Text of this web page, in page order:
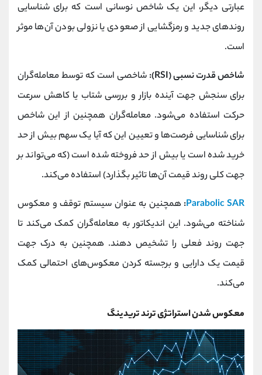
عبارتی دیگر، این یک شاخص نوسانی است که برای شناسایی
روندهای جدید و رمزگشایی از صعودی یا نزولی بودن آن‌ها موثر
است.
شاخص قدرت نسبی (RSI):
شاخصی است که توسط معامله‌گران
برای سنجش جهت آینده بازار و بررسی شتاب یا کاهش سرعت
حرکت استفاده می‌شود. معامله‌گران همچنین از این شاخص
برای شناسایی فرصت‌ها و تعیین این که آیا یک سهم بیش از حد
خرید شده است یا بیش از حد فروخته شده است (که می‌تواند بر
جهت کلی روند قیمت آن‌ها تاثیر بگذارد) استفاده می‌کند.
Parabolic SAR
: همچنین به عنوان سیستم توقف و معکوس
شناخته می‌شود. این اندیکاتور به معامله‌گران کمک می‌کند تا
جهت روند فعلی را تشخیص دهند. همچنین به درک جهت
قیمت یک دارایی و برجسته کردن معکوس‌های احتمالی کمک
می‌کند.
معکوس شدن استراتژی ترند تریدینگ